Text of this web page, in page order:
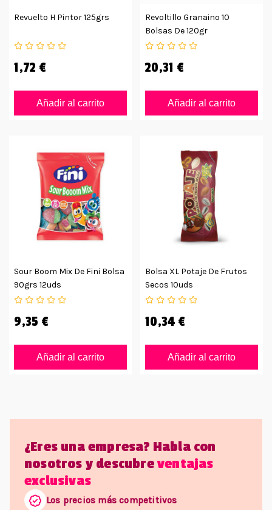
Revuelto H Pintor 125grs
1,72 €
Añadir al carrito
Revoltillo Granaino 10
Bolsas De 120gr
20,31 €
Añadir al carrito
Sour Boom Mix De Fini Bolsa
90grs 12uds
9,35 €
Añadir al carrito
Bolsa XL Potaje De Frutos
Secos 10uds
10,34 €
Añadir al carrito
¿Eres una empresa? Habla con
nosotros y descubreventajas
exclusivas
Los precios más competitivos